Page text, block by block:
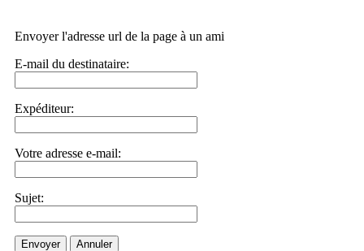
Envoyer l'adresse url de la page à un ami
E-mail du destinataire:
Expéditeur:
Votre adresse e-mail:
Sujet:
Envoyer Annuler